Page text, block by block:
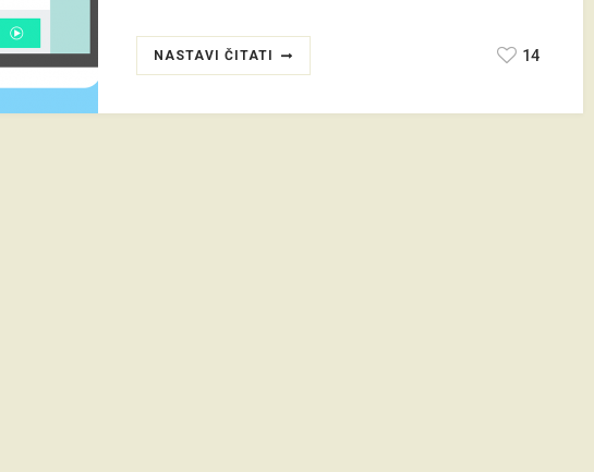
NASTAVI ČITATI 14